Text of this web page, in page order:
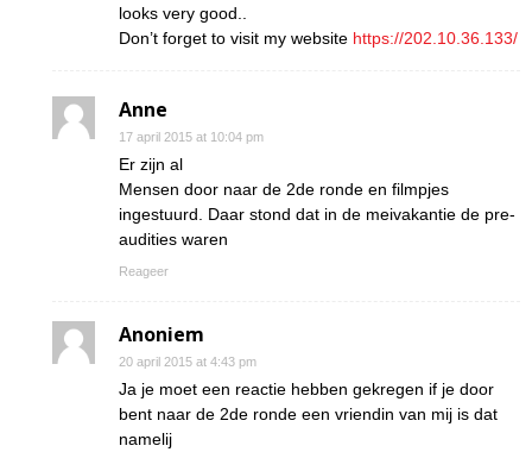
looks very good..
Don’t forget to visit my website https://202.10.36.133/
Anne
17 april 2015 at 10:04 pm
Er zijn al
Mensen door naar de 2de ronde en filmpjes
ingestuurd. Daar stond dat in de meivakantie de pre-
audities waren
Reageer
Anoniem
20 april 2015 at 4:43 pm
Ja je moet een reactie hebben gekregen if je door
bent naar de 2de ronde een vriendin van mij is dat
namelij